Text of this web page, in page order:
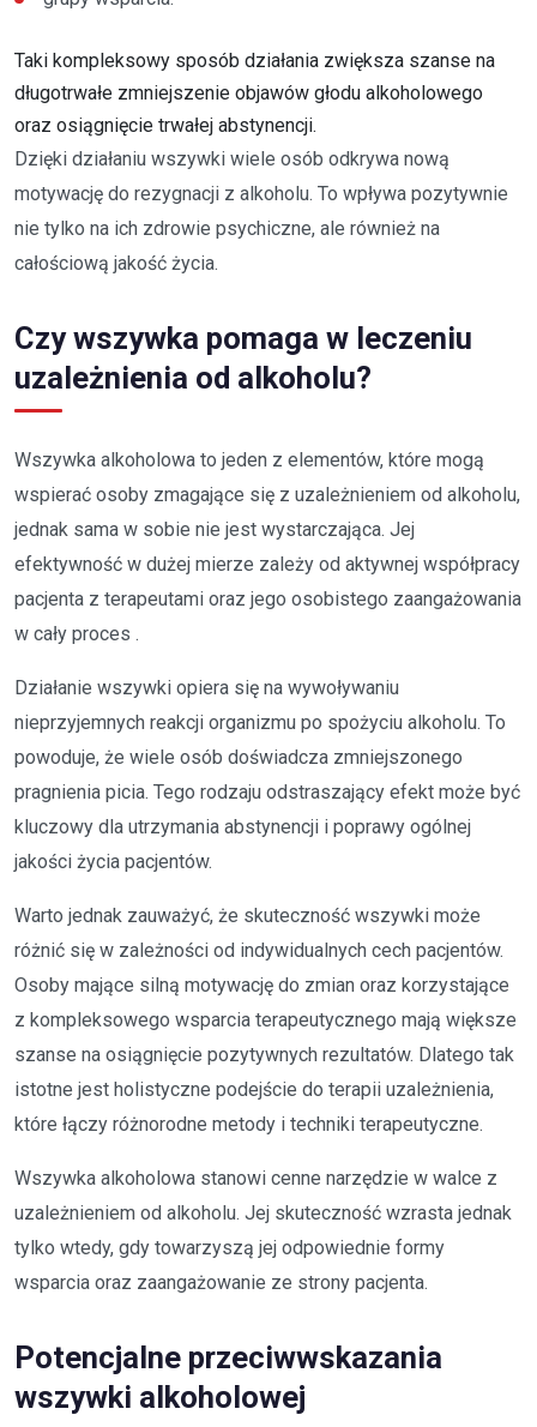
Taki kompleksowy sposób działania zwiększa szanse na
długotrwałe zmniejszenie objawów głodu alkoholowego
oraz osiągnięcie trwałej abstynencji.
Dzięki działaniu wszywki wiele osób odkrywa nową
motywację do rezygnacji z alkoholu. To wpływa pozytywnie
nie tylko na ich zdrowie psychiczne, ale również na
całościową jakość życia.
Czy wszywka pomaga w leczeniu
uzależnienia od alkoholu?
Wszywka alkoholowa to jeden z elementów, które mogą
wspierać osoby zmagające się z uzależnieniem od alkoholu,
jednak sama w sobie nie jest wystarczająca. Jej
efektywność w dużej mierze zależy od aktywnej współpracy
pacjenta z terapeutami oraz jego osobistego zaangażowania
w cały proces .
Działanie wszywki opiera się na wywoływaniu
nieprzyjemnych reakcji organizmu po spożyciu alkoholu. To
powoduje, że wiele osób doświadcza zmniejszonego
pragnienia picia. Tego rodzaju odstraszający efekt może być
kluczowy dla utrzymania abstynencji i poprawy ogólnej
jakości życia pacjentów.
Warto jednak zauważyć, że skuteczność wszywki może
różnić się w zależności od indywidualnych cech pacjentów.
Osoby mające silną motywację do zmian oraz korzystające
z kompleksowego wsparcia terapeutycznego mają większe
szanse na osiągnięcie pozytywnych rezultatów. Dlatego tak
istotne jest holistyczne podejście do terapii uzależnienia,
które łączy różnorodne metody i techniki terapeutyczne.
Wszywka alkoholowa stanowi cenne narzędzie w walce z
uzależnieniem od alkoholu. Jej skuteczność wzrasta jednak
tylko wtedy, gdy towarzyszą jej odpowiednie formy
wsparcia oraz zaangażowanie ze strony pacjenta.
Potencjalne przeciwwskazania
wszywki alkoholowej